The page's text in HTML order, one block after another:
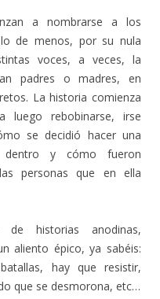
a nombrarse a los
de menos, por su nula
voces, a veces, la
padres o madres, en
La historia comienza
luego rebobinarse, irse
se decidió hacer una
dentro y cómo fueron
personas que en ella
historias anodinas,
aliento épico, ya sabéis:
hay que resistir,
que se desmorona, etc…